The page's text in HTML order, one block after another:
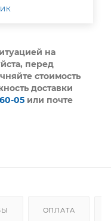
на
перед
стоимость
доставки
05 или почте
ОПЛАТА